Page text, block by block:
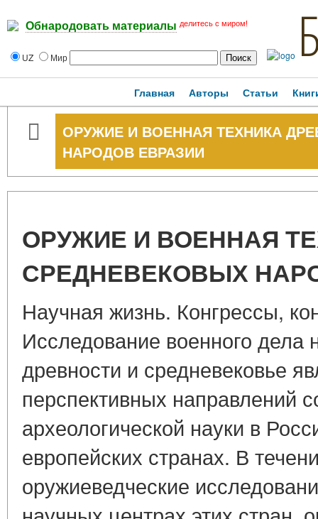
Обнародовать материалы делитесь с миром!
UZ Мир
Главная Авторы Статьи
ОРУЖИЕ И ВОЕННАЯ ТЕХНИКА
НАРОДОВ ЕВРАЗИИ
ОРУЖИЕ И ВОЕННАЯ
СРЕДНЕВЕКОВЫХ
Научная жизнь. Конгрессы,
Исследование военного дела
древности и средневековье
перспективных направлений
археологической науки в
европейских странах. В
оружиеведческие